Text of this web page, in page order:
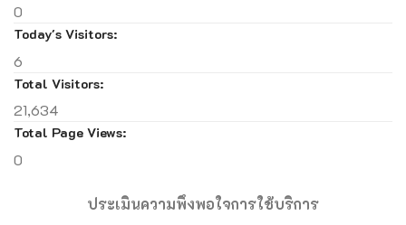
0
Today's Visitors:
6
Total Visitors:
21,634
Total Page Views:
0
ประเมินความพึงพอใจการใช้บริการ